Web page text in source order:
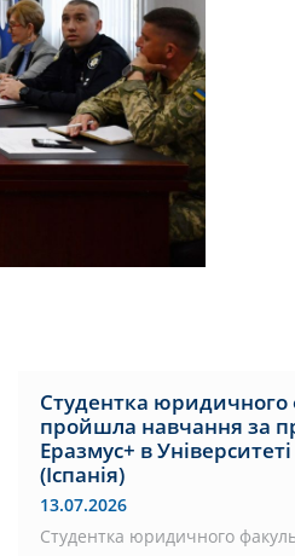
Студентка юридичного
пройшла навчання за
Еразмус+ в
(Іспанія)
13.07.2026
Студентка юридичного